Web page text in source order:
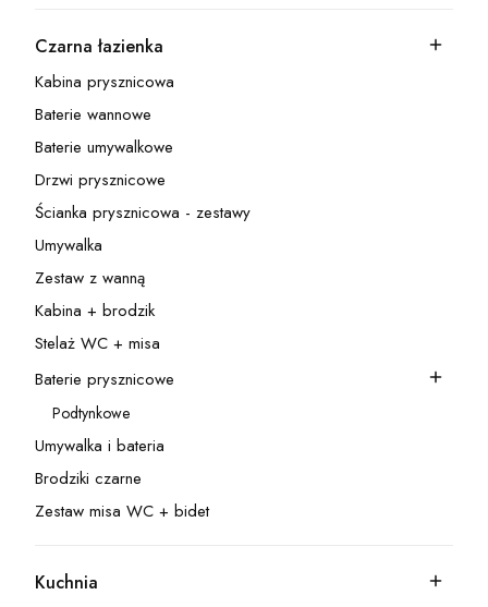
Kategoria - Czarna łazienka
Czarna łazienka
Kategoria - Kabina prysznicowa
Kabina prysznicowa
Kategoria - Baterie wannowe
Baterie wannowe
Kategoria - Baterie umywalkowe
Baterie umywalkowe
Kategoria - Drzwi prysznicowe
Drzwi prysznicowe
Kategoria - Ścianka prysznicowa - zestawy
Ścianka prysznicowa - zestawy
Kategoria - Umywalka
Umywalka
Kategoria - Zestaw z wanną
Zestaw z wanną
Kategoria - Kabina + brodzik
Kabina + brodzik
Kategoria - Stelaż WC + misa
Stelaż WC + misa
Kategoria - Baterie prysznicowe
Baterie prysznicowe
Kategoria - Podtynkowe
Podtynkowe
Kategoria - Umywalka i bateria
Umywalka i bateria
Kategoria - Brodziki czarne
Brodziki czarne
Kategoria - Zestaw misa WC + bidet
Zestaw misa WC + bidet
Kategoria - Kuchnia
Kuchnia